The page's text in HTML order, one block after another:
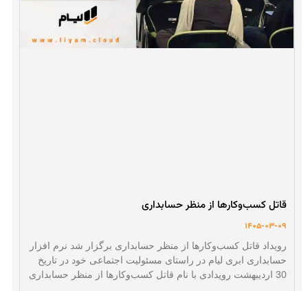
قاتل کسب‌وکارها از منظر حسابداری
1405-03-09
رویداد قاتل کسب‌وکارها از منظر حسابداری برگزار شد نرم افزار
حسابداری ابری لیام در راستای مسئولیت اجتماعی خود در تاریخ
30 اردیبهشت رویدادی با نام قاتل کسب‌وکارها از منظر حسابداری